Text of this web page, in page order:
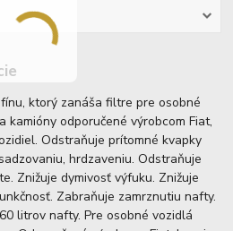
ktorý zanáša filtre pre osobné
odporučené výrobcom Fiat,
Odstraňuje prítomné kvapky
hrdzaveniu. Odstraňuje
Znižuje dymivosť výfuku. Znižuje
Zabraňuje zamrznutiu nafty.
litrov nafty. Pre osobné vozidlá